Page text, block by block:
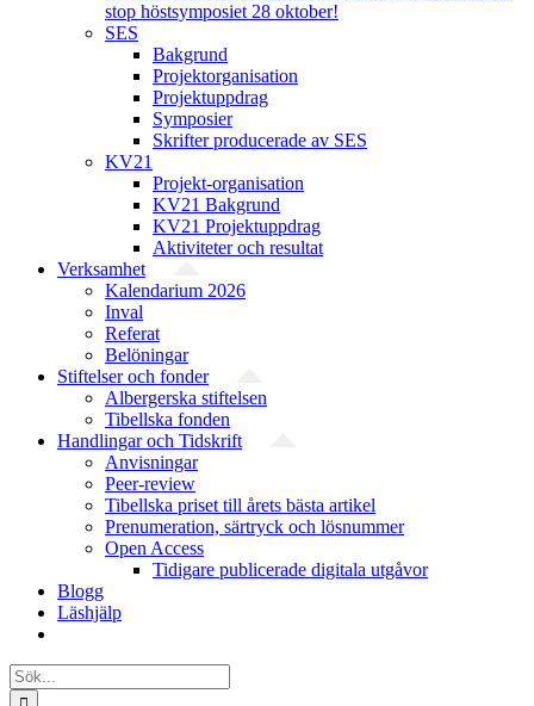
stop höstsymposiet 28 oktober!
SES
Bakgrund
Projekt­organisation
Projektuppdrag
Symposier
Skrifter producerade av SES
KV21
Projekt-organisation
KV21 Bakgrund
KV21 Projektuppdrag
Aktiviteter och resultat
Verksamhet
Kalendarium 2026
Inval
Referat
Belöningar
Stiftelser och fonder
Albergerska stiftelsen
Tibellska fonden
Handlingar och Tidskrift
Anvisningar
Peer-review
Tibellska priset till årets bästa artikel
Prenumeration, särtryck och lösnummer
Open Access
Tidigare publicerade digitala utgåvor
Blogg
Läshjälp
Sök
efter: